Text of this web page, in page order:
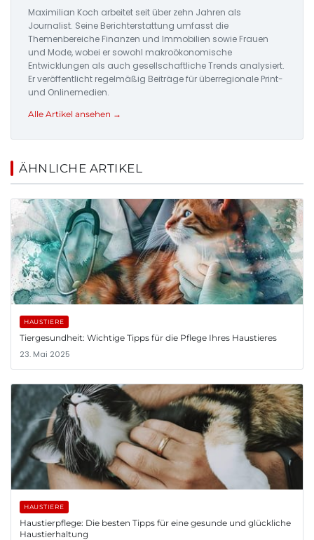
Maximilian Koch arbeitet seit über zehn Jahren als
Journalist. Seine Berichterstattung umfasst die
Themenbereiche Finanzen und Immobilien sowie Frauen
und Mode, wobei er sowohl makroökonomische
Entwicklungen als auch gesellschaftliche Trends analysiert.
Er veröffentlicht regelmäßig Beiträge für überregionale Print-
und Onlinemedien.
Alle Artikel ansehen →
ÄHNLICHE ARTIKEL
HAUSTIERE
Tiergesundheit: Wichtige Tipps für die Pflege Ihres Haustieres
23. Mai 2025
HAUSTIERE
Haustierpflege: Die besten Tipps für eine gesunde und glückliche
Haustierhaltung